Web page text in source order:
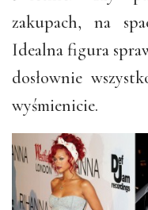
zakupach, na
Idealna figura
dosłownie
wyśmienicie.